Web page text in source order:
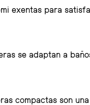
exentas para
se adaptan a
compactas son